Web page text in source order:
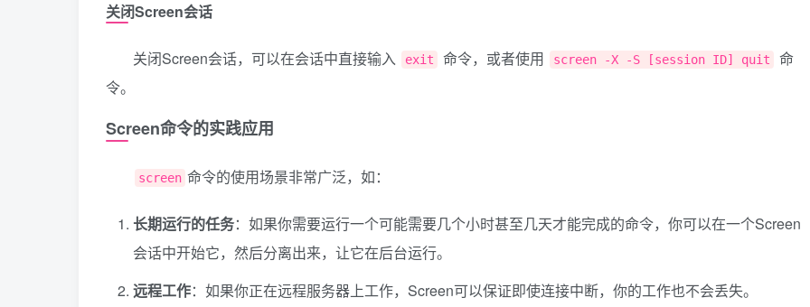
关闭Screen会话
关闭Screen会话，可以在会话中直接输入 exit 命令，或者使用 screen -X -S [session ID] quit
命
令。
Screen命令的实践应用
screen 命令的使用场景非常广泛，如：
长期运行的任务：如果你需要运行一个可能需要几个小时甚至几天才能完成的命令，你可以在一个Screen
会话中开始它，然后分离出来，让它在后台运行。
远程工作：如果你正在远程服务器上工作，Screen可以保证即使连接中断，你的工作也不会丢失。